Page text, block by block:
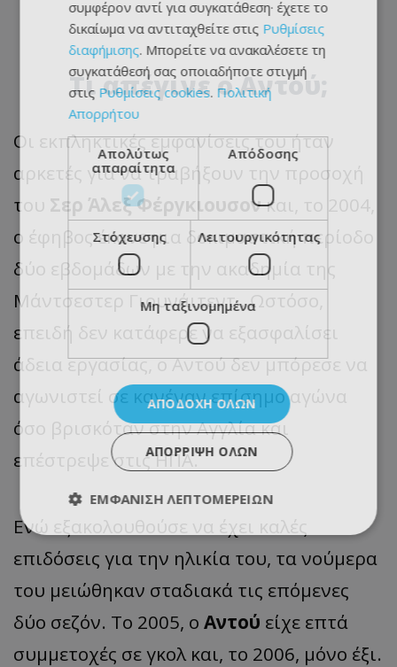
Τι απέγινε ο Αντού;
Οι εκπληκτικές εμφανίσεις του ήταν
αρκετές για να τραβήξουν την προσοχή
του Σερ Άλεξ Φέργκιουσονκαι, το 2004,
ο έφηβος έκανε μια δοκιμαστική περίοδο
δύο εβδομάδων με την ακαδημία της
Μάντσεστερ Γιουνάιτεντ . Ωστόσο,
επειδή δεν κατάφερε να εξασφαλίσει
άδεια εργασίας, ο Αντού δεν μπόρεσε να
αγωνιστεί σε κανέναν επίσημο αγώνα
όσο βρισκόταν στην Αγγλία και
επέστρεψε στις ΗΠΑ.
Ενώ εξακολουθούσε να έχει καλές
επιδόσεις για την ηλικία του, τα νούμερα
του μειώθηκαν σταδιακά τις επόμενες
δύο σεζόν. Το 2005, ο Αντού είχε επτά
συμμετοχές σε γκολ και, το 2006, μόνο έξι.
συμφέρον αντί για συγκατάθεση· έχετε το
δικαίωμα να αντιταχθείτε στις Ρυθμίσεις
διαφήμισης. Μπορείτε να ανακαλέσετε τη
συγκατάθεσή σας οποιαδήποτε στιγμή
στις Ρυθμίσεις cookies. Πολιτική
Απορρήτου
Απολύτως
απαραίτητα
Απόδοσης
Στόχευσης Λειτουργικότητας
Μη ταξινομημένα
ΑΠΟΔΟΧΉ ΌΛΩΝ
ΑΠΌΡΡΙΨΗ ΌΛΩΝ
ΕΜΦΆΝΙΣΗ ΛΕΠΤΟΜΕΡΕΙΏΝ